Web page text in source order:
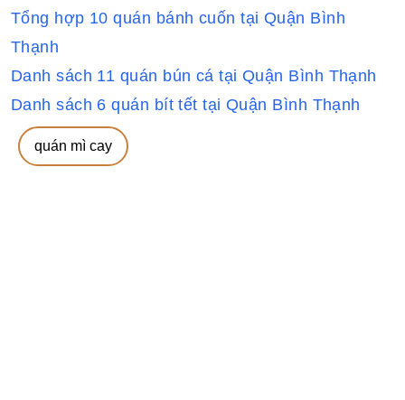
Tổng hợp 10 quán bánh cuốn tại Quận Bình
Thạnh
Danh sách 11 quán bún cá tại Quận Bình Thạnh
Danh sách 6 quán bít tết tại Quận Bình Thạnh
quán mì cay